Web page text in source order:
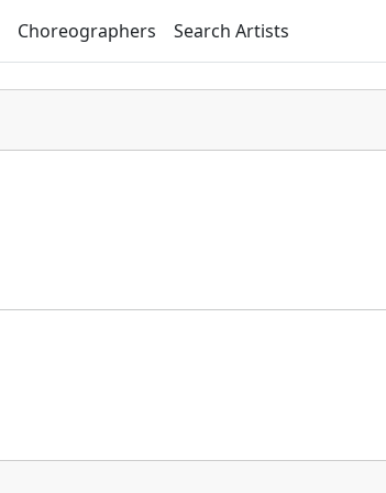
Choreographers Search Artists